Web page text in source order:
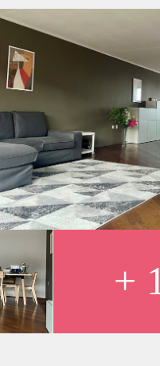
en toegang tot het op het
koelkast/vriezer
4.86 x 2.10 m) met
maand) en
+